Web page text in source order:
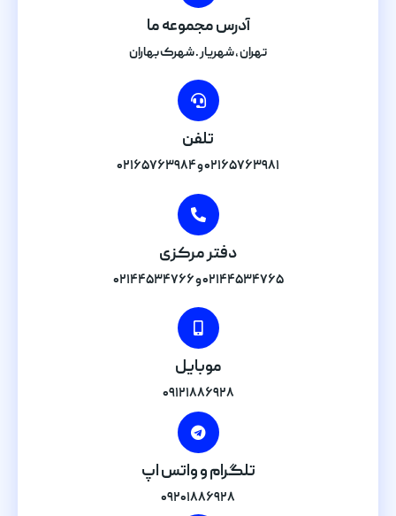
آدرس مجموعه ما
تهران , شهریار . شهرک بهاران
تلفن
۰۲۱۶۵۷۶۳۹۸۱ و ۰۲۱۶۵۷۶۳۹۸۴
دفتر مرکزی
۰۲۱۴۴۵۳۴۷۶۵ و ۰۲۱۴۴۵۳۴۷۶۶
موبایل
۰۹۱۲۱۸۸۶۹۲۸
تلگرام و واتس اپ
۰۹۲۰۱۸۸۶۹۲۸